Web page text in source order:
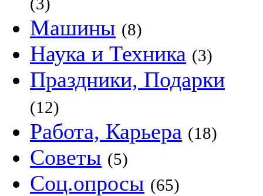
Машины (8)
Наука и Техника (3)
Праздники, Подарки
(12)
Работа, Карьера (18)
Советы (5)
Соц.опросы (65)